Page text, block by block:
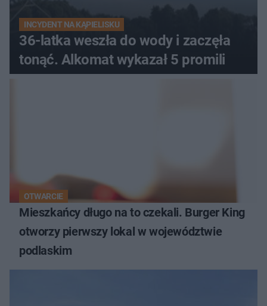
INCYDENT NA KĄPIELISKU
36-latka weszła do wody i zaczęła
tonąć. Alkomat wykazał 5 promili
OTWARCIE
Mieszkańcy długo na to czekali. Burger King
otworzy pierwszy lokal w województwie
podlaskim